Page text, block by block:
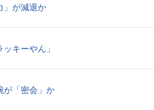
」が減退か
キーやん」
が「密会」か